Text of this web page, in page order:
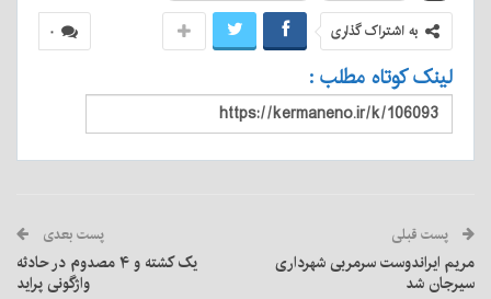
۰ به اشتراک گذاری
لینک کوتاه مطلب :
پست قبلی
مریم ایراندوست سرمربی شهرداری
سیرجان شد
پست بعدی
یک کشته و ۴ مصدوم در حادثه
واژگونی پراید